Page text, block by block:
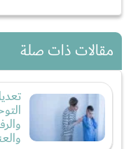
مقالات ذات صلة